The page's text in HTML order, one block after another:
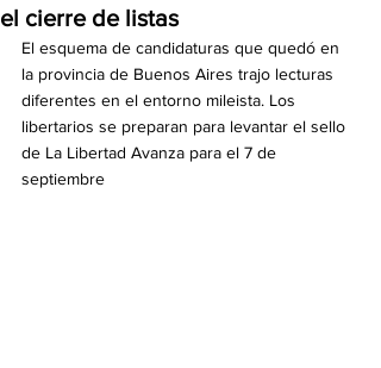
el cierre de listas
El esquema de candidaturas que quedó en
la provincia de Buenos Aires trajo lecturas
diferentes en el entorno mileista. Los
libertarios se preparan para levantar el sello
de La Libertad Avanza para el 7 de
septiembre